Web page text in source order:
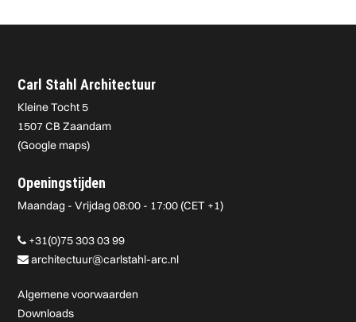
Carl Stahl Architectuur
Kleine Tocht 5
1507 CB Zaandam
(Google maps)
Openingstijden
Maandag - Vrijdag 08:00 - 17:00 (CET +1)
+31(0)75 303 03 99
architectuur@carlstahl-arc.nl
Algemene voorwaarden
Downloads